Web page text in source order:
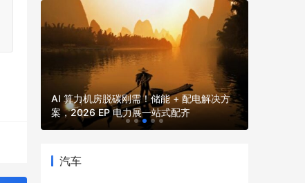
AI 算力机房脱碳刚需！储能 + 配电解决方
案，2026 EP 电力展一站式配齐
汽车